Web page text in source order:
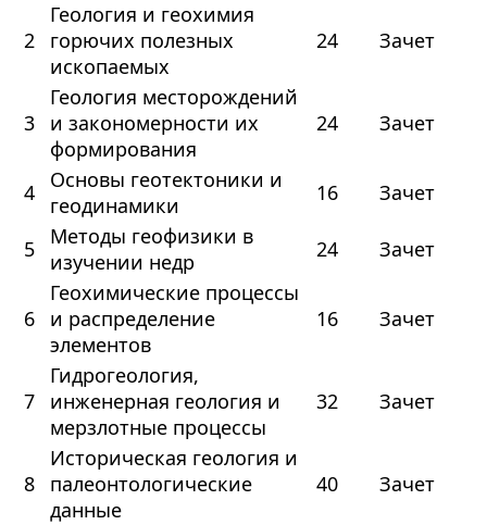
2
Геология и геохимия
горючих полезных
ископаемых
24 Зачет
3
Геология месторождений
и закономерности их
формирования
24 Зачет
4
Основы геотектоники и
геодинамики
16 Зачет
5
Методы геофизики в
изучении недр
24 Зачет
6
Геохимические процессы
и распределение
элементов
16 Зачет
7
Гидрогеология,
инженерная геология и
мерзлотные процессы
32 Зачет
8
Историческая геология и
палеонтологические
данные
40 Зачет